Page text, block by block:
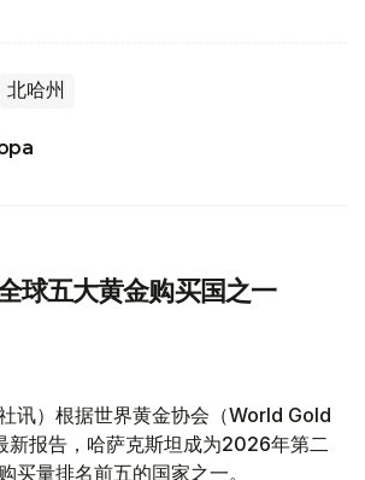
北哈州
球五大黄金购买国之一
讯）根据世界黄金协会（World Gold
新报告，哈萨克斯坦成为2026年第二
买量排名前五的国家之一。